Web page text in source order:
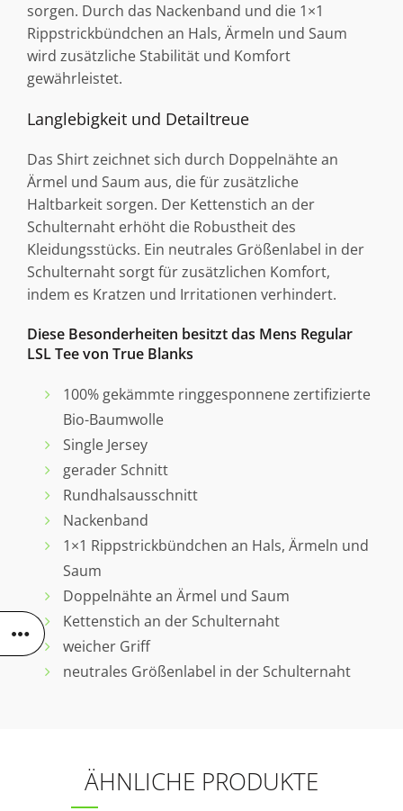
sorgen. Durch das Nackenband und die 1×1
Rippstrickbündchen an Hals, Ärmeln und Saum
wird zusätzliche Stabilität und Komfort
gewährleistet.
Langlebigkeit und Detailtreue
Das Shirt zeichnet sich durch Doppelnähte an
Ärmel und Saum aus, die für zusätzliche
Haltbarkeit sorgen. Der Kettenstich an der
Schulternaht erhöht die Robustheit des
Kleidungsstücks. Ein neutrales Größenlabel in der
Schulternaht sorgt für zusätzlichen Komfort,
indem es Kratzen und Irritationen verhindert.
Diese Besonderheiten besitzt das Mens Regular
LSL Tee von True Blanks
100% gekämmte ringgesponnene zertifizierte
Bio-Baumwolle
Single Jersey
gerader Schnitt
Rundhalsausschnitt
Nackenband
1×1 Rippstrickbündchen an Hals, Ärmeln und
Saum
Doppelnähte an Ärmel und Saum
Kettenstich an der Schulternaht
weicher Griff
neutrales Größenlabel in der Schulternaht
ÄHNLICHE PRODUKTE